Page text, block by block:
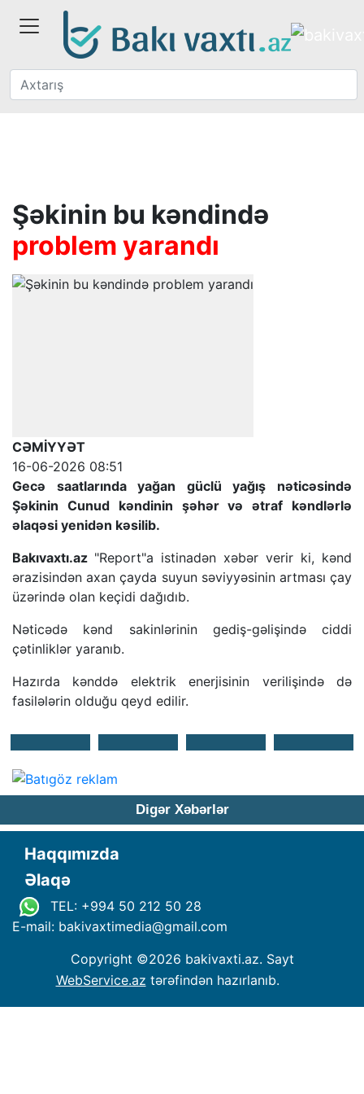
Şəkinin bu kəndində
problem yarandı
CƏMİYYƏT
16-06-2026 08:51
Gecə saatlarında yağan güclü yağış nəticəsində
Şəkinin Cunud kəndinin şəhər və ətraf kəndlərlə
əlaqəsi yenidən kəsilib.
Bakıvaxtı.az "Report"a istinadən xəbər verir ki, kənd
ərazisindən axan çayda suyun səviyyəsinin artması çay
üzərində olan keçidi dağıdıb.
Nəticədə kənd sakinlərinin gediş-gəlişində ciddi
çətinliklər yaranıb.
Hazırda kənddə elektrik enerjisinin verilişində də
fasilələrin olduğu qeyd edilir.
Digər Xəbərlər
Haqqımızda
Əlaqə
TEL: +994 50 212 50 28
E-mail: bakivaxtimedia@gmail.com
Copyright ©2026 bakivaxti.az. Sayt
WebService.az tərəfindən hazırlanıb.